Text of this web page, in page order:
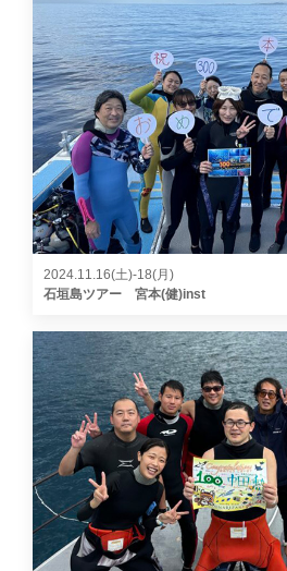
2024.11.16(土)-18(月)
石垣島ツアー 宮本(健)inst